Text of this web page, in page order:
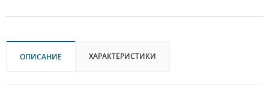
ОПИСАНИЕ ХАРАКТЕРИСТИКИ